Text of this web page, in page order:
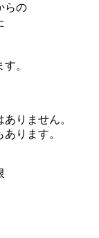
らの
。
りません。
ります。